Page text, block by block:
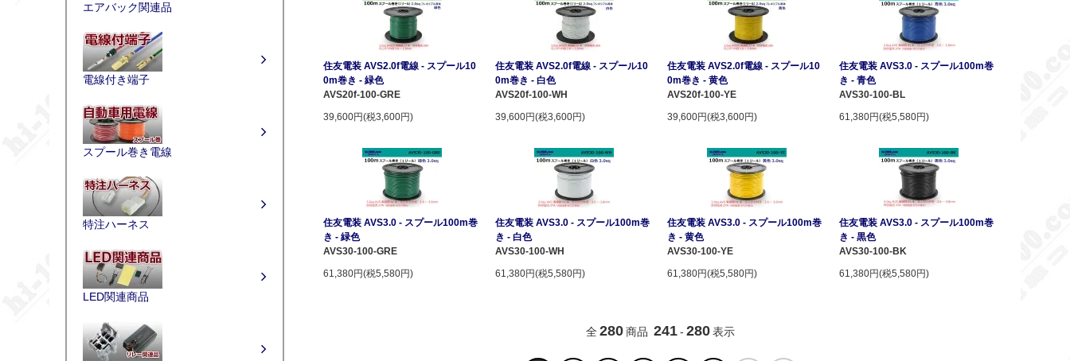
住友電装 AVS2.0f電線 - スプール10
0m巻き - 緑色
AVS20f-100-GRE
39,600円(税3,600円)
住友電装 AVS2.0f電線 - スプール10
0m巻き - 白色
AVS20f-100-WH
39,600円(税3,600円)
住友電装 AVS2.0f電線 - スプール10
0m巻き - 黄色
AVS20f-100-YE
39,600円(税3,600円)
住友電装 AVS3.0 - スプール100m巻
き - 青色
AVS30-100-BL
61,380円(税5,580円)
住友電装 AVS3.0 - スプール100m巻
き - 緑色
AVS30-100-GRE
61,380円(税5,580円)
住友電装 AVS3.0 - スプール100m巻
き - 白色
AVS30-100-WH
61,380円(税5,580円)
住友電装 AVS3.0 - スプール100m巻
き - 黄色
AVS30-100-YE
61,380円(税5,580円)
住友電装 AVS3.0 - スプール100m巻
き - 黒色
AVS30-100-BK
61,380円(税5,580円)
全280商品 241- 280表示
エアバック関連品
電線付き端子
スプール巻き電線
特注ハーネス
LED関連商品